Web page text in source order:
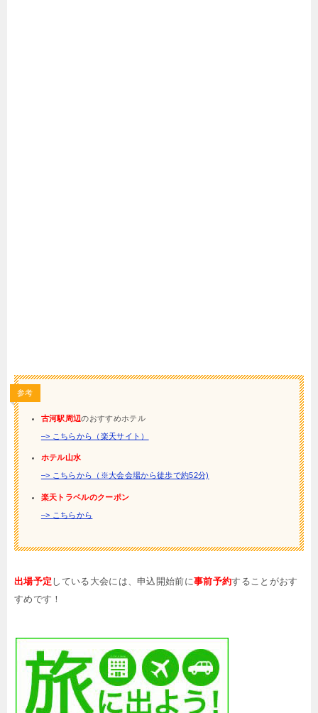
参考
古河駅周辺のおすすめホテル
–> こちらから（楽天サイト）
ホテル山水
–> こちらから（※大会会場から徒歩で約52分)
楽天トラベルのクーポン
–> こちらから
出場予定 している大会には、申込開始前に事前予約することがおす
すめです！